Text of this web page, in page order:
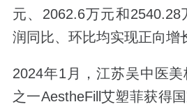
元、2062.6万元和2540.28
润同比、环比均实现正向增
2024年1月，江苏吴中医
之一AestheFill艾塑菲获得